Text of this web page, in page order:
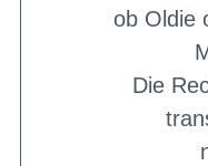
ob Oldie
Die